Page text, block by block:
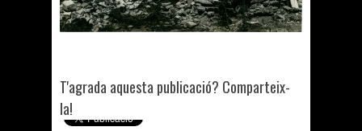
T'agrada aquesta publicació? Comparteix-
la!